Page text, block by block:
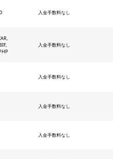
入金手数料なし
入金手数料なし
入金手数料なし
入金手数料なし
入金手数料なし